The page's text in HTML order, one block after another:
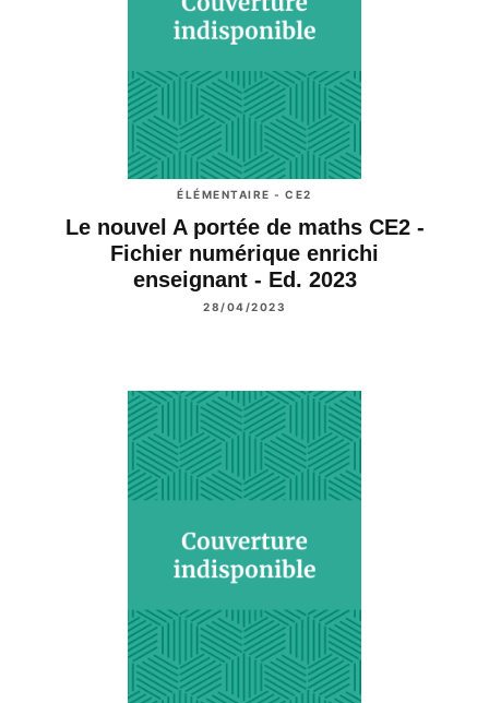
ÉLÉMENTAIRE - CE2
Le nouvel A portée de maths CE2 -
Fichier numérique enrichi
enseignant - Ed. 2023
28/04/2023